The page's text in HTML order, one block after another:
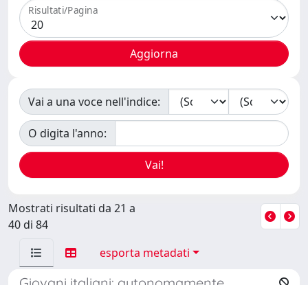
Risultati/Pagina
Vai a una voce nell'indice:
O digita l'anno:
Mostrati risultati da 21 a
40 di 84
esporta metadati